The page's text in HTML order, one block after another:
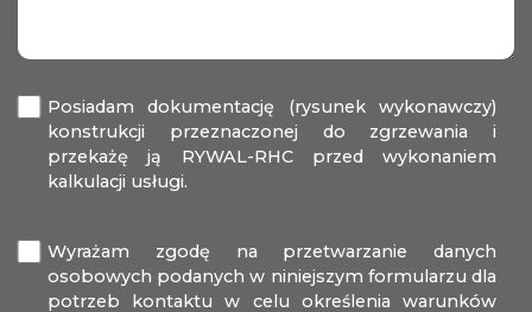
Posiadam dokumentację (rysunek wykonawczy)
konstrukcji przeznaczonej do zgrzewania i
przekażę ją RYWAL-RHC przed wykonaniem
kalkulacji usługi.
Wyrażam zgodę na przetwarzanie danych
osobowych podanych w niniejszym formularzu dla
potrzeb kontaktu w celu określenia warunków